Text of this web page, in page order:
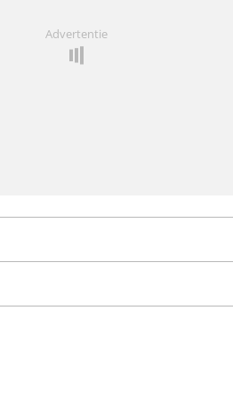
Advertentie